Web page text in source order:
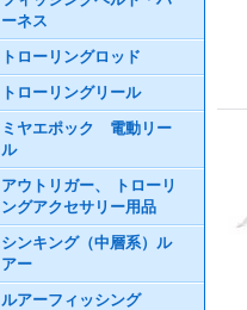
ーネス
トローリングロッド
トローリングリール
ミヤエポック 電動リー
ル
アウトリガー、 トローリ
ングアクセサリー用品
シンキング（中層系）ル
アー
ルアーフィッシング